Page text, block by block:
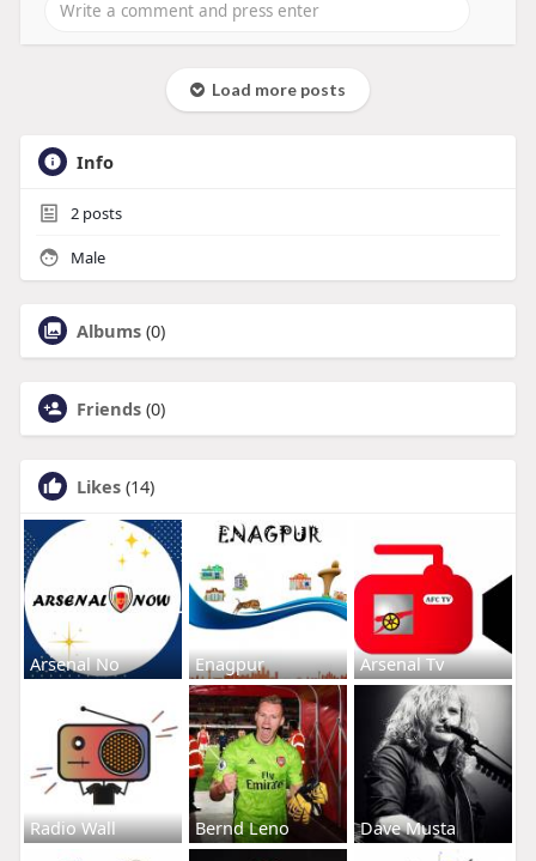
Load more posts
Info
2posts
Male
Albums (0)
Friends (0)
Likes (14)
Arsenal No Enagpur Arsenal Tv
Radio Wall Bernd Leno Dave Musta